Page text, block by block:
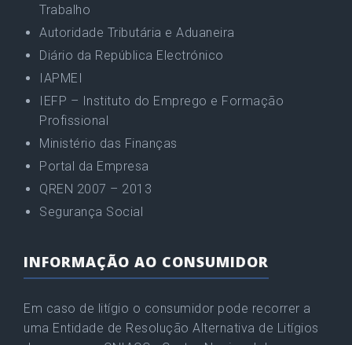
Trabalho
Autoridade Tributária e Aduaneira
Diário da República Electrónico
IAPMEI
IEFP – Instituto do Emprego e Formação
Profissional
Ministério das Finanças
Portal da Empresa
QREN 2007 – 2013
Segurança Social
INFORMAÇÃO AO CONSUMIDOR
Em caso de litígio o consumidor pode recorrer a
uma Entidade de Resolução Alternativa de Litígios